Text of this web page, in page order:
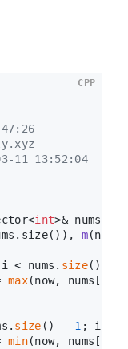
11 13:52:04
int>& nums)
, m
< nums. size();
max(now, nums[i]);
size () - 1 ; i >=
min(now, nums[i]);
CPP